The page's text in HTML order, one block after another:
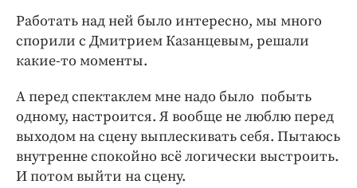
Работать над ней было интересно, мы много
спорили с Дмитрием Казанцевым, решали
какие-то моменты.
А перед спектаклем мне надо было побыть
одному, настроится. Я вообще не люблю перед
выходом на сцену выплескивать себя. Пытаюсь
внутренне спокойно всё логически выстроить.
И потом выйти на сцену.